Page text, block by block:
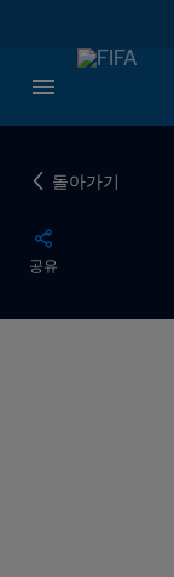
돌아가기
공유